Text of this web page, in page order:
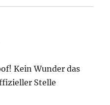
Kein Wunder das
Stelle